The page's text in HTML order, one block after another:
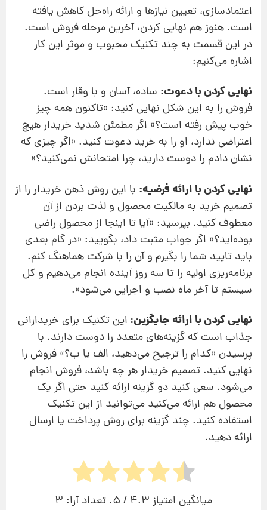
اعتمادسازی، تعیین نیازها و ارائه راه‌حل کاهش ‌یافته
است. هنوز هم نهایی کردن، آخرین مرحله فروش است.
در این قسمت به چند تکنیک محبوب و موثر این کار
اشاره می‌کنیم:
نهایی کردن با دعوت: ساده، آسان و با وقار است.
فروش را به این شکل نهایی کنید: «تاکنون همه‌ چیز
خوب پیش رفته است؟» اگر مطمئن شدید خریدار هیچ
اعتراضی ندارد، او را به خرید دعوت کنید. «اگر چیزی که
نشان دادم را دوست دارید، چرا امتحانش نمی‌کنید؟»
نهایی کردن با ارائه فرضیه: با این روش ذهن خریدار را از
تصمیم خرید به مالکیت محصول و لذت بردن از آن
معطوف کنید. بپرسید: «آیا تا اینجا از محصول راضی
بوده‌اید؟» اگر جواب مثبت داد، بگویید: «در گام بعدی
باید تایید شما را بگیرم و آن را با شرکت هماهنگ کنم.
برنامه‌ریزی اولیه را تا سه روز آینده انجام می‌دهیم و کل
سیستم تا آخر ماه نصب و اجرایی می‌شود».
نهایی کردن با ارائه جایگزین: این تکنیک برای خریدارانی
جذاب است که گزینه‌های متعدد را دوست دارند. با
پرسیدن «کدام را ترجیح می‌دهید، الف یا ب؟» فروش را
نهایی کنید. تصمیم خریدار هر چه باشد، فروش انجام
می‌شود. سعی کنید دو گزینه ارائه کنید حتی اگر یک
محصول هم ارائه می‌کنید می‌توانید از این تکنیک
استفاده کنید. چند گزینه برای روش پرداخت یا ارسال
ارائه دهید.
میانگین امتیاز 4.3 / 5. تعداد آرا:
3